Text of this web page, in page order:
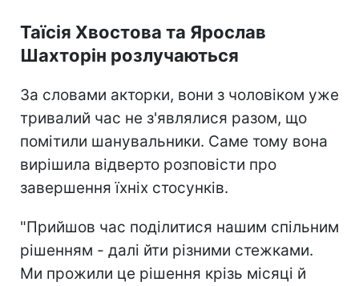
Таїсія Хвостова та Ярослав
Шахторін розлучаються
За словами акторки, вони з чоловіком уже
тривалий час не з'являлися разом, що
помітили шанувальники. Саме тому вона
вирішила відверто розповісти про
завершення їхніх стосунків.
"Прийшов час поділитися нашим спільним
рішенням - далі йти різними стежками.
Ми прожили це рішення крізь місяці й